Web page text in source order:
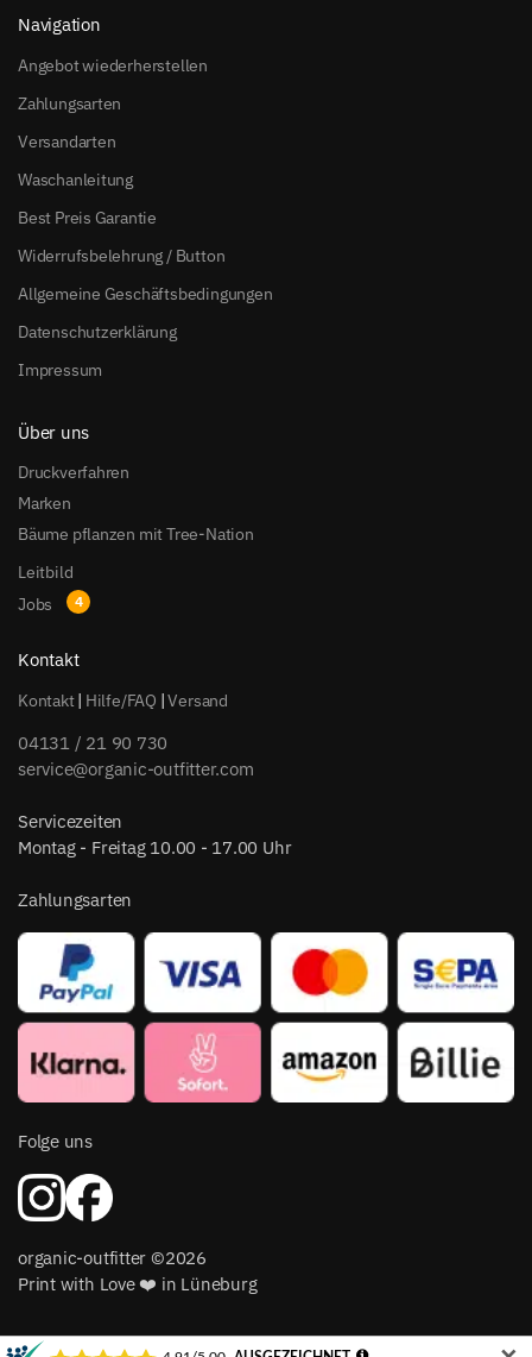
Navigation
Angebot wiederherstellen
Zahlungsarten
Versandarten
Waschanleitung
Best Preis Garantie
Widerrufsbelehrung / Button
Allgemeine Geschäftsbedingungen
Datenschutzerklärung
Impressum
Über uns
Druckverfahren
Marken
Bäume pflanzen mit Tree-Nation
Leitbild
Jobs
Kontakt
Kontakt| Hilfe/FAQ |Versand
04131 / 21 90 730
service@organic-outfitter.com
Servicezeiten
Montag - Freitag 10.00 - 17.00 Uhr
Zahlungsarten
Folge uns
organic-outfitter ©2026
Print with Love ❤️ in Lüneburg